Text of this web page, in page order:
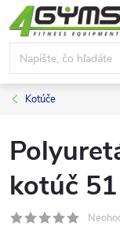
Prejsť
na
obsah
Kotúče
kotúč